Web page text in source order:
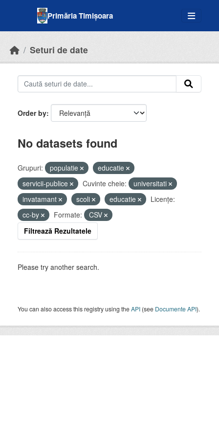
Primăria Timișoara
Seturi de date
Order by
No datasets found
Grupuri: populatie
educatie
servicii-publice
Cuvinte cheie:
universitati
invatamant
scoli educatie
Licenţe:
cc-by
Formate:
CSV
Filtrează Rezultatele
Please try another search.
You can also access this registry using theAPI (see Documente API).